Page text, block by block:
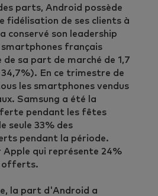
parts, Android possède
fidélisation de ses clients à
conservé son leadership
smartphones français
de sa part de marché de 1,7
En ce trimestre de
les smartphones vendus
Samsung a été la
pendant les fêtes
seule 33% des
pendant la période.
Apple qui représente 24%
offerts.
la part d'Android a